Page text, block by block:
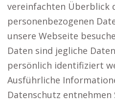
vereinfachten Überblick
personenbezogenen
unsere Webseite
Daten sind jegliche
persönlich identifiziert
Ausführliche
Datenschutz entnehmen